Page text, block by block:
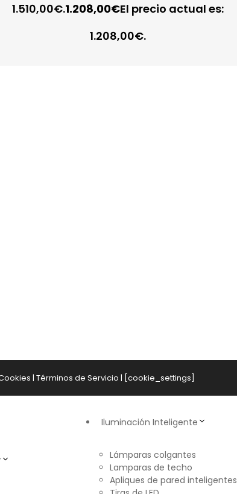
1.510,00€.1.208,00€El precio actual es:
1.208,00€.
| Términos de Servicio | [cookie_settings]
Iluminación Inteligente
Lámparas colgantes
Lamparas de techo
Apliques de pared inteligentes